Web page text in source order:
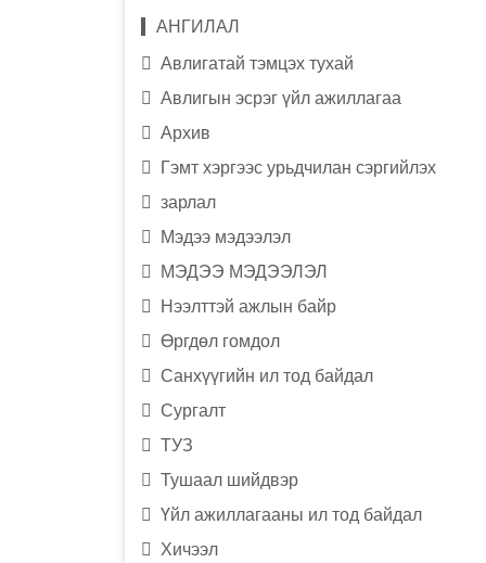
АНГИЛАЛ
Авлигатай тэмцэх тухай
Авлигын эсрэг үйл ажиллагаа
Архив
Гэмт хэргээс урьдчилан сэргийлэх
зарлал
Мэдээ мэдээлэл
МЭДЭЭ МЭДЭЭЛЭЛ
Нээлттэй ажлын байр
Өргдөл гомдол
Санхүүгийн ил тод байдал
Сургалт
ТУЗ
Тушаал шийдвэр
Үйл ажиллагааны ил тод байдал
Хичээл